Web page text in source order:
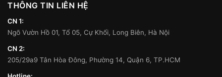
THÔNG TIN LIÊN HỆ
CN 1:
Ngõ Vườn Hồ 01, Tổ 05, Cự Khối, Long Biên, Hà Nội
CN 2:
205/29a9 Tân Hòa Đông, Phường 14, Quận 6, TP.HCM